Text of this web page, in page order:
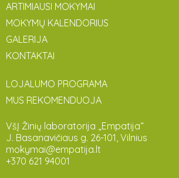
ARTIMIAUSI MOKYMAI
MOKYMŲ KALENDORIUS
GALERIJA
KONTAKTAI
LOJALUMO PROGRAMA
MUS REKOMENDUOJA
VšĮ Žinių laboratorija „Empatija“
J. Basanavičiaus g. 26-101, Vilnius
mokymai@empatija.lt
+370 621 94001